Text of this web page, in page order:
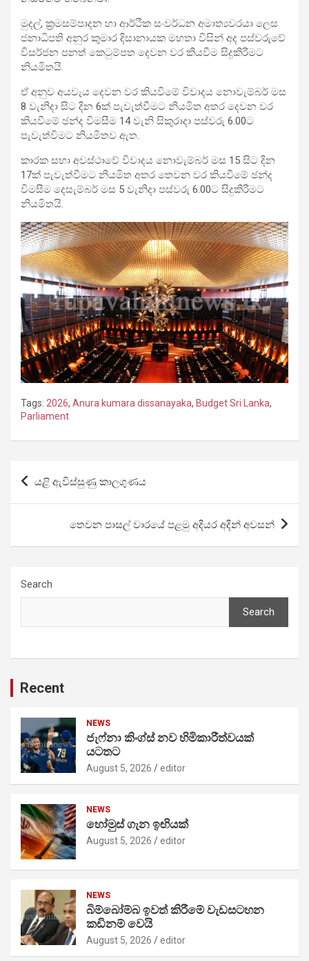
මුදල්, ක්‍රමසම්පාදන හා ආර්ථික සංවර්ධන අමාත්‍යවරයා ලෙස
ජනාධිපති අනුර කුමාර දිසානායක මහතා විසින් අද පස්වරුවේ
විසර්ජන පනත් කෙටුම්පත දෙවන වර කියවීම සිදුකිරීමට
නියමිතයි.
ඒ අනුව අයවැය දෙවන වර කියවීමේ විවාදය නොවැම්බර් මස
8 වැනිදා සිට දින 6ක් පැවැත්වීමට නියමිත අතර දෙවන වර
කියවීමේ ඡන්ද විමසීම 14 වැනි සිකුරාදා පස්වරු 6.00ට
පැවැත්විමට නියමිතව ඇත.
කාරක සභා අවස්ථාවේ විවාදය නොවැම්බර් මස 15 සිට දින
17ක් පැවැත්වීමට නියමිත අතර තෙවන වර කියවීමේ ඡන්ද
විමසීම දෙසැම්බර් මස 5 වැනිදා පස්වරු 6.00ට සිදුකිරීමට
නියමිතයි.
Tags: 2026, Anura kumara dissanayaka, Budget Sri Lanka,
Parliament
Post
navigation
යළි ඇවිස්සුණු කාලගුණය
තෙවන පාසල් වාරයේ පළමු අදියර අදින් අවසන්
Search
Search
Recent
NEWS
ජැෆ්නා කිංග්ස් නව හිමිකාරීත්වයක්
යටතට
August 5, 2026 editor
NEWS
හෝමුස් ගැන ඉඟියක්
August 5, 2026 editor
NEWS
බිම්බෝම්බ ඉවත් කිරීමේ වැඩසටහන
කඩිනම් වෙයි
August 5, 2026 editor